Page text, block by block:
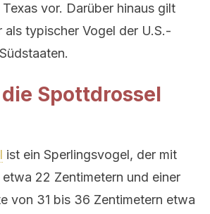
vor. Darüber hinaus gilt
als typischer Vogel der U.S.-
Spottdrossel
ist ein Sperlingsvogel, der mit
22 Zentimetern und einer
von 31 bis 36 Zentimetern etwa